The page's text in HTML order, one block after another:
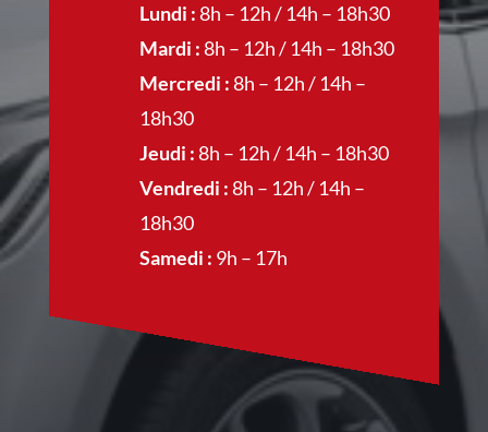
Lundi :8h – 12h / 14h – 18h30
Mardi :8h – 12h / 14h – 18h30
Mercredi :8h – 12h / 14h –
18h30
Jeudi :8h – 12h / 14h – 18h30
Vendredi :8h – 12h / 14h –
18h30
Samedi : 9h – 17h